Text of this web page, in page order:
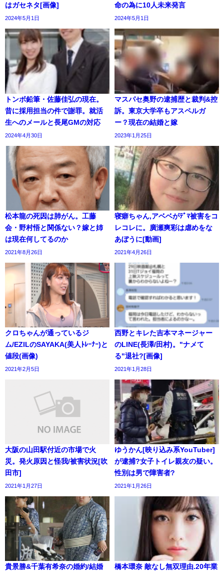
はガセネタ[画像]
2024年5月1日
命の為に10人未来発言
2024年5月1日
トンボ鉛筆・佐藤佳弘の現在。
昔に採用担当の件で謝罪。就活
生へのメールと長尾GMの対応
2024年4月30日
マスパセ奥野の逮捕歴と裁判&控
訴。東京大学卒もアスペルガ
ー？現在の結婚と嫁
2023年1月25日
松本龍の死因は肺がん。工藤
会・野村悟と関係ない？嫁と姉
は現在何してるのか
2021年8月26日
寝癖ちゃん,アベベがﾃﾞﾏ被害をコ
レコレに。廣瀬爽彩は虐めをな
あぼうに[動画]
2021年4月26日
クロちゃんが通っているジ
ム/EZILのSAYAKA(美人ﾄﾚｰﾅｰ)と
値段(画像)
2021年2月5日
西野とキレた吉本マネージャー
のLINE(長澤/田村)。"ナメて
る"退社?[画像]
2021年1月28日
大阪の山田駅付近の市場で火
災。発火原因と怪我/被害状況[吹
田市]
2021年1月27日
ゆうかん[映り込み系YouTuber]
が逮捕?女子トイレ親友の疑い。
性別は男で障害者?
2021年1月26日
貴景勝&千葉有希奈の婚約/結婚
橋本環奈 敵なし無双理由.20年業